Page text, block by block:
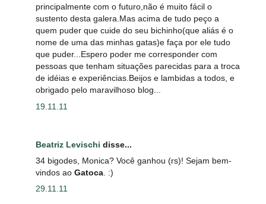
principalmente com o futuro,não é muito fácil o
sustento desta galera.Mas acima de tudo peço a
quem puder que cuide do seu bichinho(que aliás é o
nome de uma das minhas gatas)e faça por ele tudo
que puder...Espero poder me corresponder com
pessoas que tenham situações parecidas para a troca
de idéias e experiências.Beijos e lambidas a todos, e
obrigado pelo maravilhoso blog...
19.11.11
Beatriz Levischi disse...
34 bigodes, Monica? Você ganhou (rs)! Sejam bem-
vindos ao Gatoca . :)
29.11.11